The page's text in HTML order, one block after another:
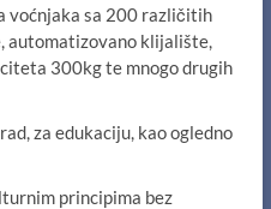
voćnjaka sa 200 različitih
automatizovano klijalište,
300kg te mnogo drugih
za edukaciju, kao ogledno
principima bez